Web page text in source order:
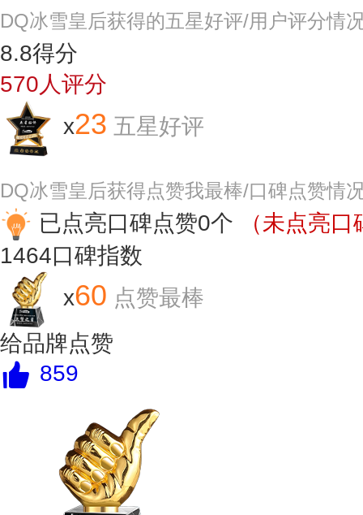
DQ冰雪皇后获得的五星好评/用户评分情
8.8得分
570人评分
x23 五星好评
DQ冰雪皇后获得点赞我最棒/口碑点赞情
已点亮口碑点赞0个
（未点亮
1464口碑指数
x60 点赞最棒
给品牌点赞
859